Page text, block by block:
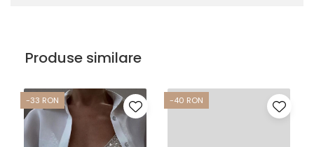
Produse similare
-33 RON -40 RON